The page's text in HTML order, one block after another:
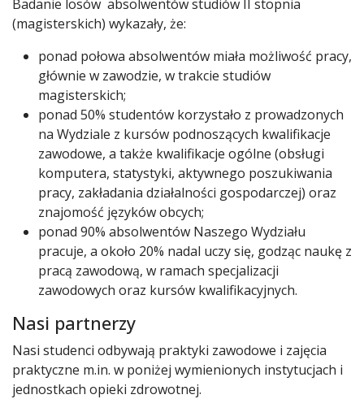
Badanie losów absolwentów studiów II stopnia
(magisterskich) wykazały, że:
ponad połowa absolwentów miała możliwość pracy,
głównie w zawodzie, w trakcie studiów
magisterskich;
ponad 50% studentów korzystało z prowadzonych
na Wydziale z kursów podnoszących kwalifikacje
zawodowe, a także kwalifikacje ogólne (obsługi
komputera, statystyki, aktywnego poszukiwania
pracy, zakładania działalności gospodarczej) oraz
znajomość języków obcych;
ponad 90% absolwentów Naszego Wydziału
pracuje, a około 20% nadal uczy się, godząc naukę z
pracą zawodową, w ramach specjalizacji
zawodowych oraz kursów kwalifikacyjnych.
Nasi partnerzy
Nasi studenci odbywają praktyki zawodowe i zajęcia
praktyczne m.in. w poniżej wymienionych instytucjach i
jednostkach opieki zdrowotnej.